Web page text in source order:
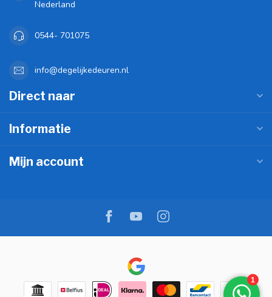
Nederland
0544- 701075
info@degelijkedeuren.nl
Direct naar
Informatie
Mijn account